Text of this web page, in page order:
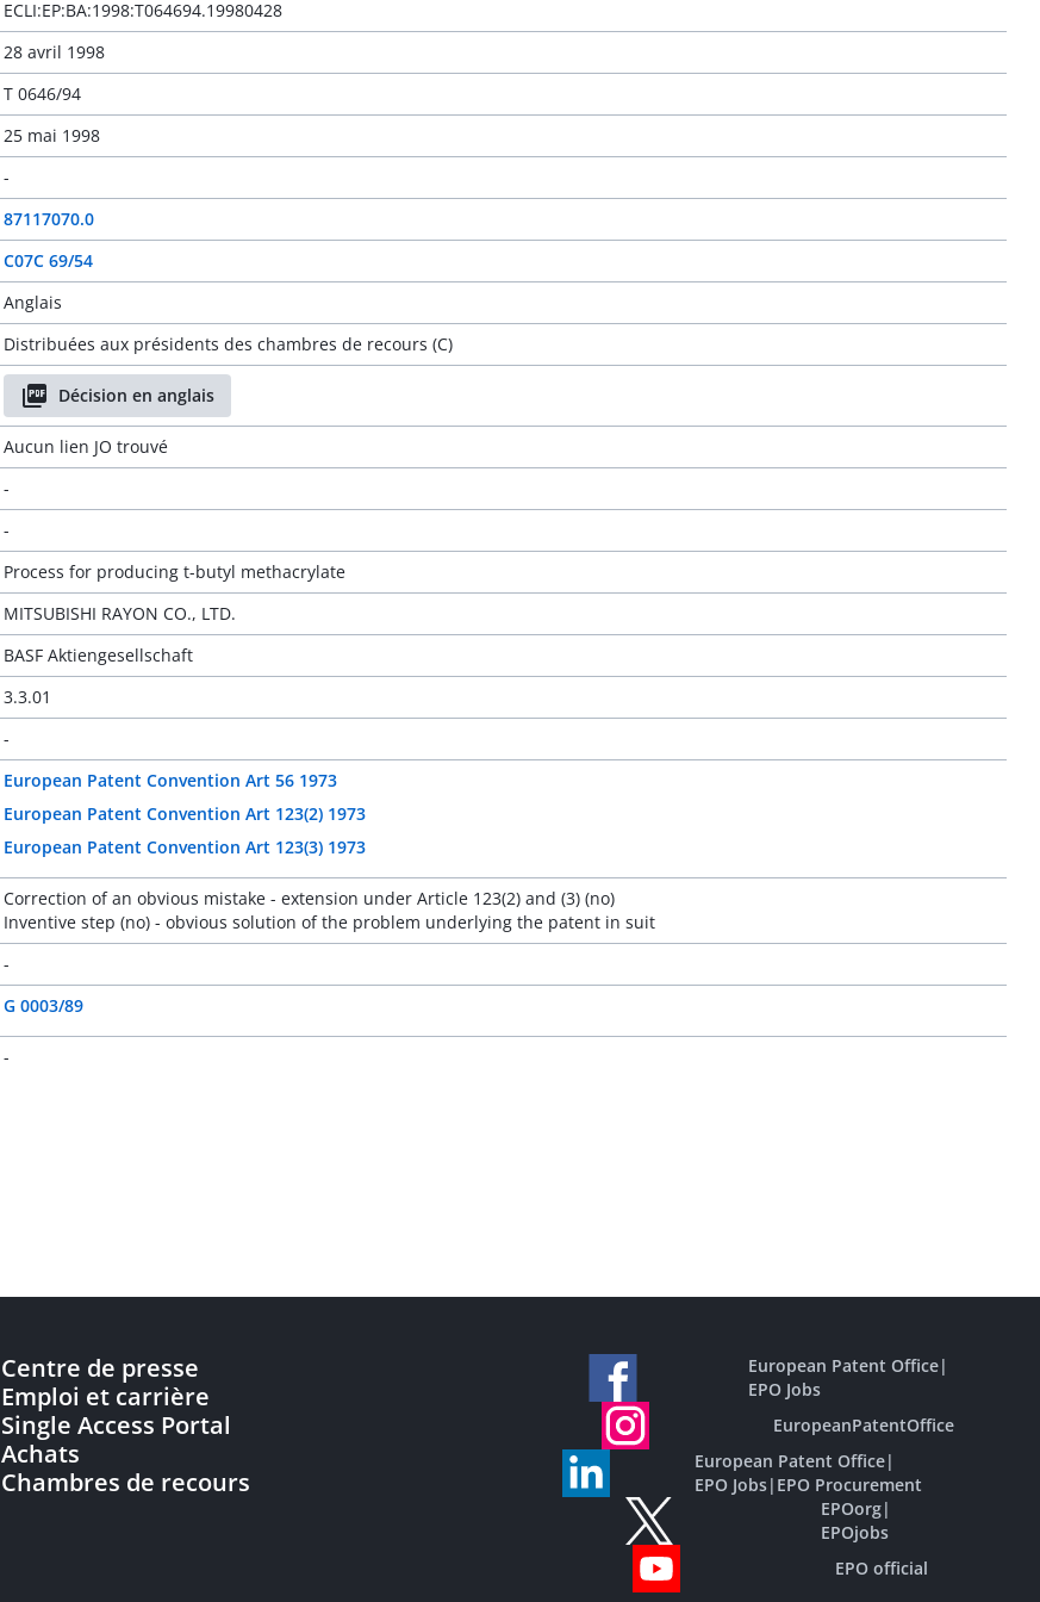
ECLI:EP:BA:1998:T064694.19980428
28 avril 1998
T 0646/94
25 mai 1998
-
87117070.0
C07C 69/54
Anglais
Distribuées aux présidents des chambres de recours (C)
Décision en anglais
Aucun lien JO trouvé
-
-
Process for producing t-butyl methacrylate
MITSUBISHI RAYON CO., LTD.
BASF Aktiengesellschaft
3.3.01
-
European Patent Convention Art 56 1973
European Patent Convention Art 123(2) 1973
European Patent Convention Art 123(3) 1973
Correction of an obvious mistake - extension under Article 123(2) and (3) (no)
Inventive step (no) - obvious solution of the problem underlying the patent in suit
-
G 0003/89
-
Centre de presse
Emploi et carrière
Single Access Portal
Achats
Chambres de recours
European Patent Office|
EPO Jobs
EuropeanPatentOffice
European Patent Office|
EPO Jobs| EPO Procurement
EPOorg|
EPOjobs
EPO official